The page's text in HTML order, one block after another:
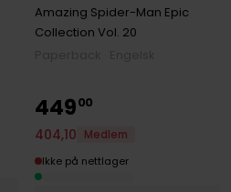
Amazing Spider-Man Epic
Collection Vol. 20
44900
404,10
Medlem
Ikke på nettlager